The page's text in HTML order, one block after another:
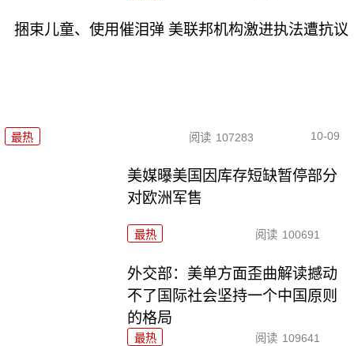
捆束儿童、使用催泪弹 美联邦机构激进执法遭抗议
最热 阅读 107283 10-09
美媒曝美国因库存短缺暂停部分
对欧洲军售
最热 阅读 100691
外交部：美单方面歪曲解读撼动
不了国际社会坚持一个中国原则
的格局
最热 阅读 109641